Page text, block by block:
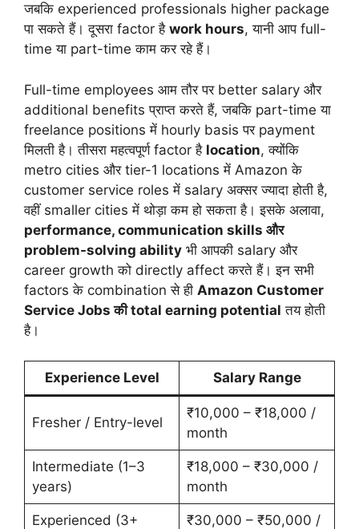
जबकि experienced professionals higher package
पा सकते हैं। दूसरा factor है work hours, यानी आप full-
time या part-time काम कर रहे हैं।
Full-time employees आम तौर पर better salary और
additional benefits प्राप्त करते हैं, जबकि part-time या
freelance positions में hourly basis पर payment
मिलती है। तीसरा महत्वपूर्ण factor है location, क्योंकि
metro cities और tier-1 locations में Amazon के
customer service roles में salary अक्सर ज्यादा होती है,
वहीं smaller cities में थोड़ा कम हो सकता है। इसके अलावा,
performance, communication skills और
problem-solving ability भी आपकी salary और
career growth को directly affect करते हैं। इन सभी
factors के combination से ही Amazon Customer
Service Jobs की total earning potential तय होती
है।
Experience Level Salary Range
Fresher / Entry-level
₹10,000 – ₹18,000 /
month
Intermediate (1–3
years)
₹18,000 – ₹30,000 /
month
Experienced (3+ ₹30,000 – ₹50,000 /